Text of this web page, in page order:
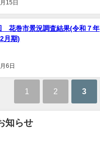
15日
花巻市景況調査結果(令和７年
月期)
6日
1 2 3
知らせ